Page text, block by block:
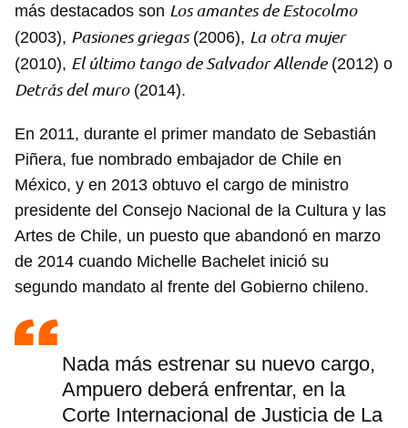
más destacados son Los amantes de Estocolmo
(2003), Pasiones griegas(2006), La otra mujer
(2010), El último tango de Salvador Allende(2012) o
Detrás del muro(2014).
En 2011, durante el primer mandato de Sebastián
Piñera, fue nombrado embajador de Chile en
México, y en 2013 obtuvo el cargo de ministro
presidente del Consejo Nacional de la Cultura y las
Artes de Chile, un puesto que abandonó en marzo
de 2014 cuando Michelle Bachelet inició su
segundo mandato al frente del Gobierno chileno.
Nada más estrenar su nuevo cargo,
Ampuero deberá enfrentar, en la
Corte Internacional de Justicia de La